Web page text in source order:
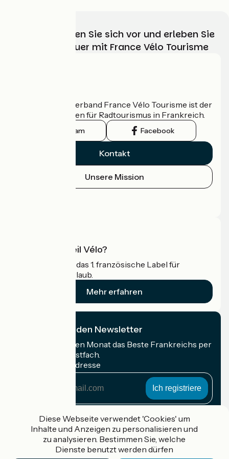
Wählen, bereiten Sie sich vor und erleben Sie
Ihr Radabenteuer mit France Vélo Tourisme
Der nationale Verband France Vélo Tourisme ist der
offizielle Leitfaden für Radtourismus in Frankreich.
Instagram Facebook
Kontakt
Unsere Mission
Was ist Accueil Vélo?
Accueil Vélo ist das 1. französische Label für
Radfahrer im Urlaub.
Mehr erfahren
Ich abonniere den Newsletter
Erhalten Sie jeden Monat das Beste Frankreichs per
Rad in Ihrem Postfach.
Meine E-Mail-Adresse
Adresse
Gefördert im Rahmen von Destination France
Diese Webseite verwendet 'Cookies' um
Inhalte und Anzeigen zu personalisieren und
zu analysieren. Bestimmen Sie, welche
Dienste benutzt werden dürfen